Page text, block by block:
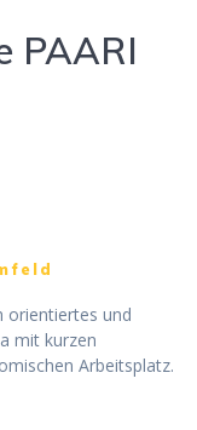
PAARI
orientiertes und
mit kurzen
Arbeitsplatz.